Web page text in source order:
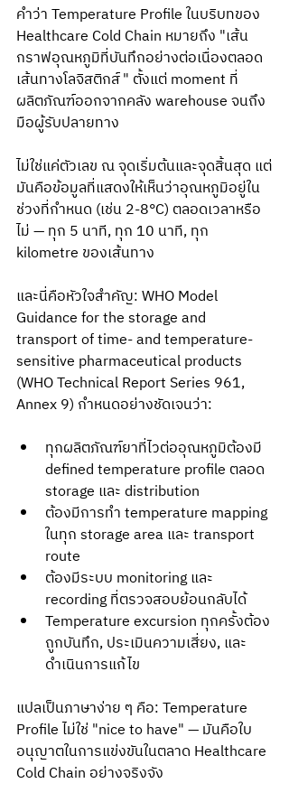
คำว่า Temperature Profile ในบริบทของ
Healthcare Cold Chain หมายถึง "เส้น
กราฟอุณหภูมิที่บันทึกอย่างต่อเนื่องตลอด
เส้นทางโลจิสติกส์" ตั้งแต่ moment ที่
ผลิตภัณฑ์ออกจากคลัง warehouse จนถึง
มือผู้รับปลายทาง
ไม่ใช่แค่ตัวเลข ณ จุดเริ่มต้นและจุดสิ้นสุด แต่
มันคือข้อมูลที่แสดงให้เห็นว่าอุณหภูมิอยู่ใน
ช่วงที่กำหนด (เช่น 2-8°C) ตลอดเวลาหรือ
ไม่ — ทุก 5 นาที, ทุก 10 นาที, ทุก
kilometre ของเส้นทาง
และนี่คือหัวใจสำคัญ: WHO Model
Guidance for the storage and
transport of time- and temperature-
sensitive pharmaceutical products
(WHO Technical Report Series 961,
Annex 9) กำหนดอย่างชัดเจนว่า:
ทุกผลิตภัณฑ์ยาที่ไวต่ออุณหภูมิต้องมี
defined temperature profile ตลอด
storage และ distribution
ต้องมีการทำ temperature mapping
ในทุก storage area และ transport
route
ต้องมีระบบ monitoring และ
recording ที่ตรวจสอบย้อนกลับได้
Temperature excursion ทุกครั้งต้อง
ถูกบันทึก, ประเมินความเสี่ยง, และ
ดำเนินการแก้ไข
แปลเป็นภาษาง่าย ๆ คือ: Temperature
Profile ไม่ใช่ "nice to have" — มันคือใบ
อนุญาตในการแข่งขันในตลาด Healthcare
Cold Chain อย่างจริงจัง